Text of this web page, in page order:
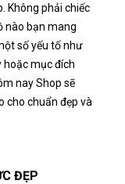
Không phải chiếc
nào bạn mang
số yếu tố như
hoặc mục đích
nay Shop sẽ
cho chuẩn đẹp và
ĐẸP